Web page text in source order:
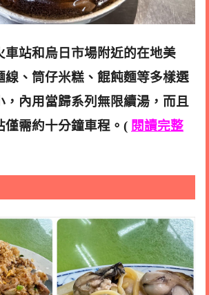
車站和烏日市場附近的在地美
線、筒仔米糕、餛飩麵等多樣選
，內用當歸系列無限續湯，而且
僅需約十分鐘車程。( 閱讀完整